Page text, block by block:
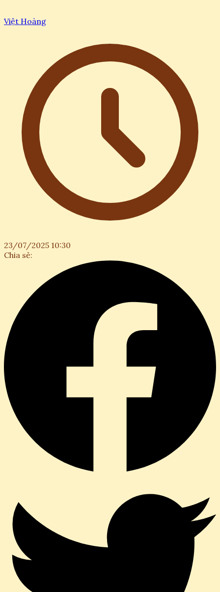
Việt Hoàng
23/07/2025 10:30
Chia sẻ: